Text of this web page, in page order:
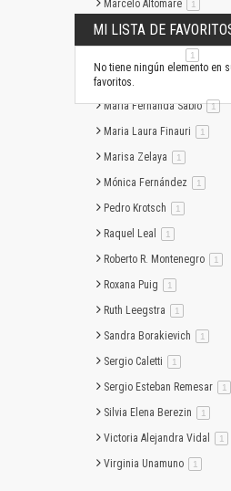
Marcelo Altomare 1
María Ana Manzione 1
1
María Fabiana Cacciavillani
María Fernanda Sabio 1
Maria Laura Finauri 1
Marisa Zelaya 1
Mónica Fernández 1
Pedro Krotsch 1
Raquel Leal 1
Roberto R. Montenegro 1
Roxana Puig 1
Ruth Leegstra 1
Sandra Borakievich 1
Sergio Caletti 1
Sergio Esteban Remesar 1
Silvia Elena Berezin 1
Victoria Alejandra Vidal 1
Virginia Unamuno 1
MI LISTA DE
No tiene ningún elemento en
favoritos.